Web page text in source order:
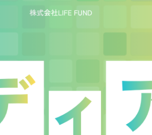
デザイン・設計
保証・アフターフォロー
よくあるご質問